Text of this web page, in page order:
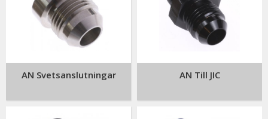
AN Svetsanslutningar AN Till JIC